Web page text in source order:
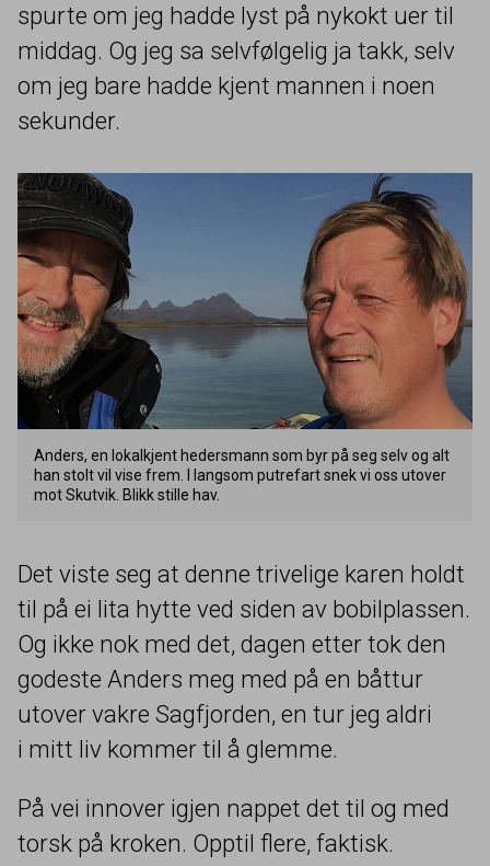
spurte om jeg hadde lyst på nykokt uer til
middag. Og jeg sa selvfølgelig ja takk, selv
om jeg bare hadde kjent mannen i noen
sekunder.
Anders, en lokalkjent hedersmann som byr på seg selv og alt
han stolt vil vise frem. I langsom putrefart snek vi oss utover
mot Skutvik. Blikk stille hav.
Det viste seg at denne trivelige karen holdt
til på ei lita hytte ved siden av bobilplassen.
Og ikke nok med det, dagen etter tok den
godeste Anders meg med på en båttur
utover vakre Sagfjorden, en tur jeg aldri
i mitt liv kommer til å glemme.
På vei innover igjen nappet det til og med
torsk på kroken. Opptil flere, faktisk.